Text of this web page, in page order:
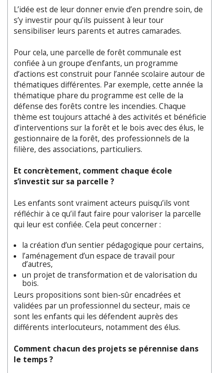
L’idée est de leur donner envie d’en prendre soin, de
s’y investir pour qu’ils puissent à leur tour
sensibiliser leurs parents et autres camarades.
Pour cela, une parcelle de forêt communale est
confiée à un groupe d’enfants, un programme
d’actions est construit pour l’année scolaire autour de
thématiques différentes. Par exemple, cette année la
thématique phare du programme est celle de la
défense des forêts contre les incendies. Chaque
thème est toujours attaché à des activités et bénéficie
d’interventions sur la forêt et le bois avec des élus, le
gestionnaire de la forêt, des professionnels de la
filière, des associations, particuliers.
Et concrètement, comment chaque école
s’investit sur sa parcelle ?
Les enfants sont vraiment acteurs puisqu’ils vont
réfléchir à ce qu’il faut faire pour valoriser la parcelle
qui leur est confiée. Cela peut concerner :
la création d’un sentier pédagogique pour certains,
l’aménagement d’un espace de travail pour
d’autres,
un projet de transformation et de valorisation du
bois.
Leurs propositions sont bien-sûr encadrées et
validées par un professionnel du secteur, mais ce
sont les enfants qui les défendent auprès des
différents interlocuteurs, notamment des élus.
Comment chacun des projets se pérennise dans
le temps ?